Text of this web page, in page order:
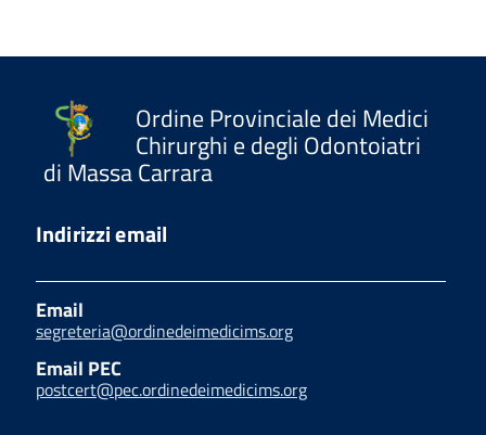
Ordine Provinciale dei Medici
Chirurghi e degli Odontoiatri
di Massa Carrara
Indirizzi email
Email
segreteria@ordinedeimedicims.org
Email PEC
postcert@pec.ordinedeimedicims.org